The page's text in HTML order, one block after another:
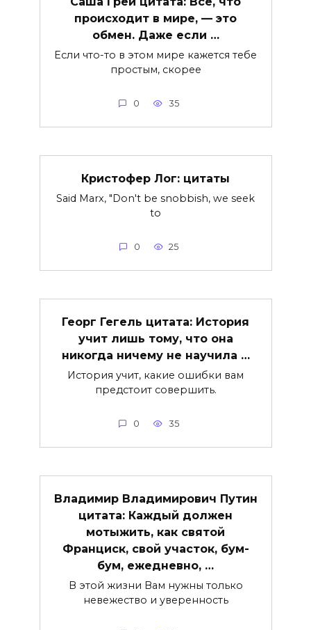
происходит в мире, — это
обмен. Даже если …
Если что-то в этом мире кажется тебе
простым, скорее
0 35
Кристофер Лог: цитаты
Said Marx, "Don't be snobbish, we seek
to
0 25
Георг Гегель цитата: История
учит лишь тому, что она
никогда ничему не научила …
История учит, какие ошибки вам
предстоит совершить.
0 35
Владимир Владимирович Путин
цитата: Каждый должен
мотыжить, как святой
Франциск, свой участок, бум-
бум, ежедневно, …
В этой жизни Вам нужны только
невежество и уверенность